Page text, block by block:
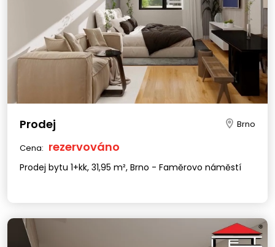
Prodej Brno
Cena: rezervováno
Prodej bytu 1+kk, 31,95 m², Brno - Faměrovo náměstí